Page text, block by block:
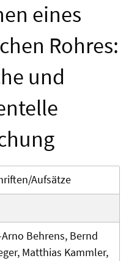
eines
Rohres:
und
Aufsätze
Behrens, Bernd
Matthias Kammler,